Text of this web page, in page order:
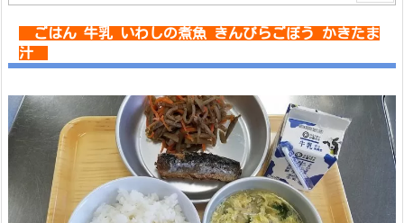
ごはん 牛乳 いわしの煮魚 きんぴらごぼう かきたま
汁